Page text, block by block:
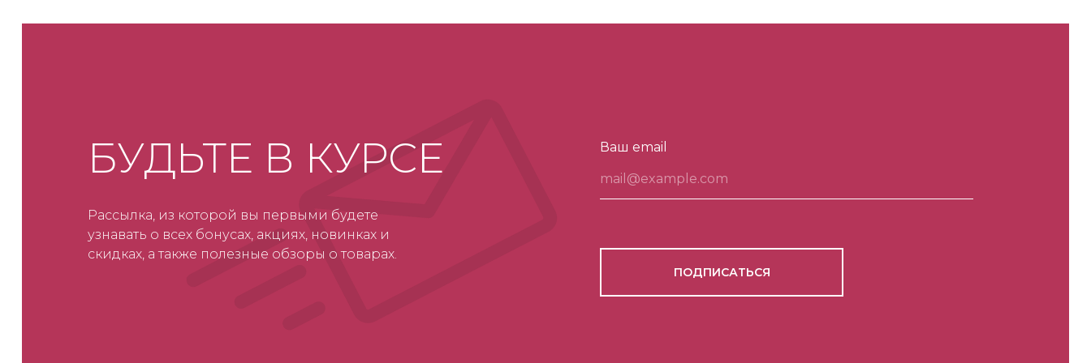
БУДЬТЕ В КУРСЕ
Рассылка, из которой вы первыми будете
узнавать о всех бонусах, акциях, новинках и
скидках, а также полезные обзоры о товарах.
Ваш email
ПОДПИСАТЬСЯ